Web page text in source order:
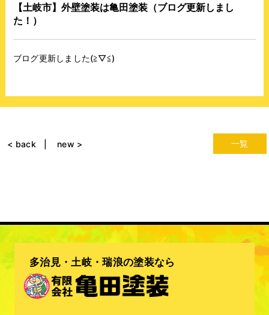
【土岐市】外壁塗装は亀田塗装（ブログ更新しまし
た！）
ブログ更新しました(≧▽≦)
一覧
< back new >
多治見・土岐・瑞浪の塗装なら